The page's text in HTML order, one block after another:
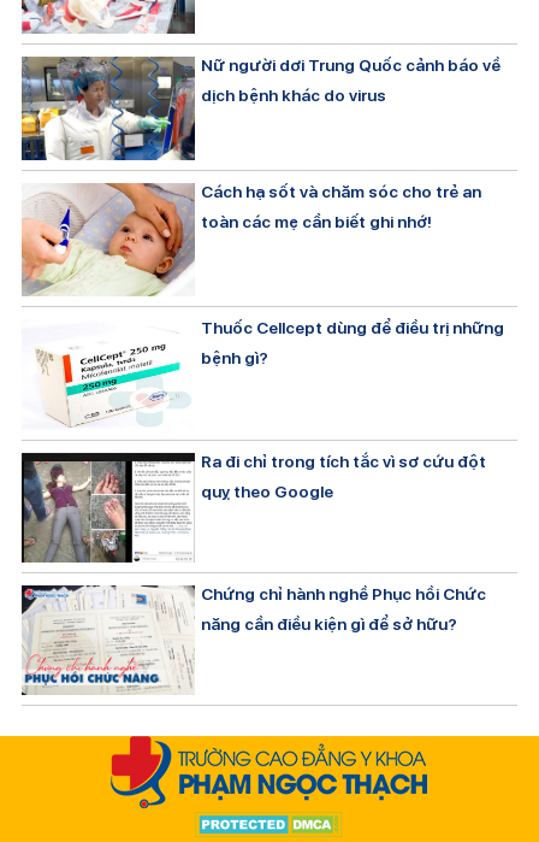
Nữ người dơi Trung Quốc cảnh báo về
dịch bệnh khác do virus
Cách hạ sốt và chăm sóc cho trẻ an
toàn các mẹ cần biết ghi nhớ!
Thuốc Cellcept dùng để điều trị những
bệnh gì?
Ra đi chỉ trong tích tắc vì sơ cứu đột
quỵ theo Google
Chứng chỉ hành nghề Phục hồi Chức
năng cần điều kiện gì để sở hữu?